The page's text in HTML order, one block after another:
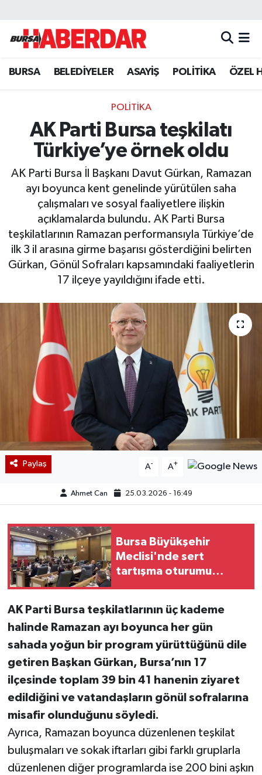
BURSA BELEDİYELER ASAYİŞ POLİTİKA ÖZEL
POLİTİKA
AK Parti Bursa teşkilatı
Türkiye’ye örnek oldu
AK Parti Bursa İl Başkanı Davut Gürkan, Ramazan
ayı boyunca kent genelinde yürütülen saha
çalışmaları ve sosyal faaliyetlere ilişkin
açıklamalarda bulundu. AK Parti Bursa
teşkilatlarının Ramazan performansıyla Türkiye’de
ilk 3 il arasına girme başarısı gösterdiğini belirten
Gürkan, Gönül Sofraları kapsamındaki faaliyetlerin
17 ilçeye yayıldığını ifade etti.
Paylaş A- A+
Ahmet Can 25.03.2026 - 16:49
Bursa Büyükşehir
Meclisi'nde sert
tartışma oturumu
AK Parti Bursa teşkilatlarının üç kademe
halinde Ramazan ayı boyunca her gün
sahada yoğun bir program yürüttüğünü dile
getiren Başkan Gürkan, Bursa’nın 17
ilçesinde toplam 39 bin 41 hanenin ziyaret
edildiğini ve vatandaşların gönül sofralarına
misafir olunduğunu söyledi.
Ayrıca, Ramazan boyunca düzenlenen teşkilat
buluşmaları ve sokak iftarları gibi farklı gruplarla
düzenlenen diğer programlarda ise 200 bini aşkın
Hava Durumu
Trafik Durumu
Süper Lig Puan Durumu ve Fikstür
Tüm Manşetler
Son Dakika Haberleri
Haber Arşivi